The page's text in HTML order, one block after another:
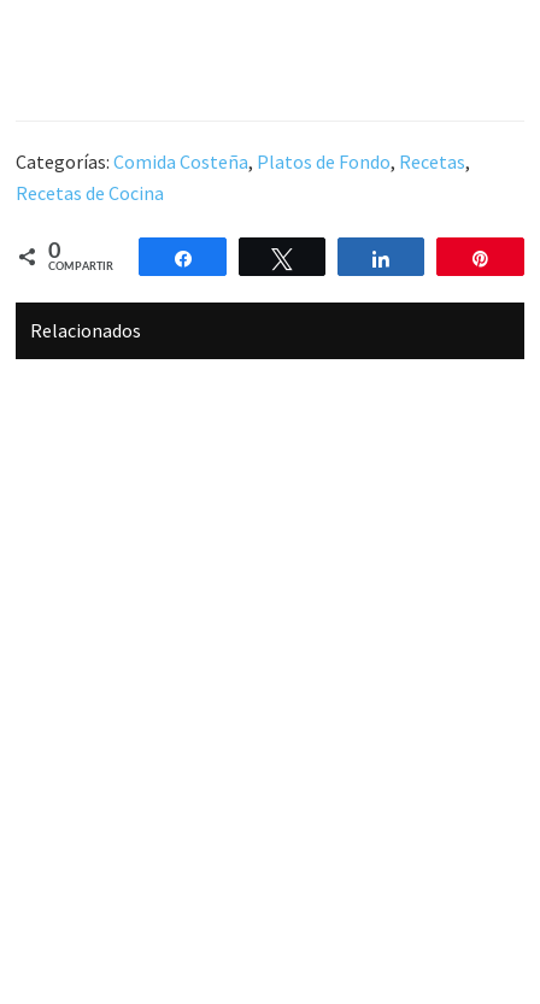
Categorías:Comida Costeña, Platos de Fondo, Recetas,
Recetas de Cocina
0
COMPARTIR
Compartir Compartir
Relacionados